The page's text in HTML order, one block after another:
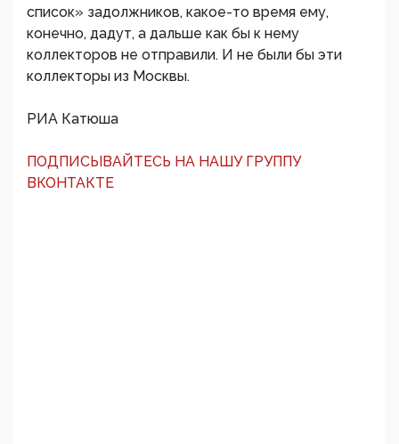
список» задолжников, какое-то время ему,
конечно, дадут, а дальше как бы к нему
коллекторов не отправили. И не были бы эти
коллекторы из Москвы.
РИА Катюша
ПОДПИСЫВАЙТЕСЬ НА НАШУ ГРУППУ
ВКОНТАКТЕ